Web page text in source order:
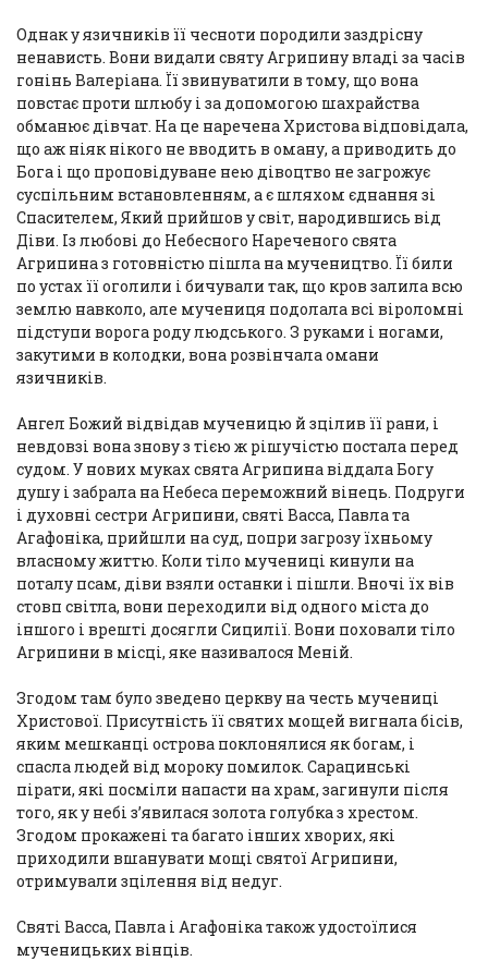
Однак у язичників її чесноти породили заздрісну
ненависть. Вони видали святу Агрипину владі за часів
гонінь Валеріана. Її звинуватили в тому, що вона
повстає проти шлюбу і за допомогою шахрайства
обманює дівчат. На це наречена Христова відповідала,
що аж ніяк нікого не вводить в оману, а приводить до
Бога і що проповідуване нею дівоцтво не загрожує
суспільним встановленням, а є шляхом єднання зі
Спасителем, Який прийшов у світ, народившись від
Діви. Із любові до Небесного Нареченого свята
Агрипина з готовністю пішла на мучеництво. Її били
по устах її оголили і бичували так, що кров залила всю
землю навколо, але мучениця подолала всі віроломні
підступи ворога роду людського. З руками і ногами,
закутими в колодки, вона розвінчала омани
язичників.
Ангел Божий відвідав мученицю й зцілив її рани, і
невдовзі вона знову з тією ж рішучістю постала перед
судом. У нових муках свята Агрипина віддала Богу
душу і забрала на Небеса переможний вінець. Подруги
і духовні сестри Агрипини, святі Васса, Павла та
Агафоніка, прийшли на суд, попри загрозу їхньому
власному життю. Коли тіло мучениці кинули на
поталу псам, діви взяли останки і пішли. Вночі їх вів
стовп світла, вони переходили від одного міста до
іншого і врешті досягли Сицилії. Вони поховали тіло
Агрипини в місці, яке називалося Меній.
Згодом там було зведено церкву на честь мучениці
Христової. Присутність її святих мощей вигнала бісів,
яким мешканці острова поклонялися як богам, і
спасла людей від мороку помилок. Сарацинські
пірати, які посміли напасти на храм, загинули після
того, як у небі з’явилася золота голубка з хрестом.
Згодом прокажені та багато інших хворих, які
приходили вшанувати мощі святої Агрипини,
отримували зцілення від недуг.
Святі Васса, Павла і Агафоніка також удостоїлися
мученицьких вінців.